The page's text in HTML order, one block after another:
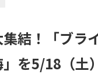
結！「ブ
を5/18（土